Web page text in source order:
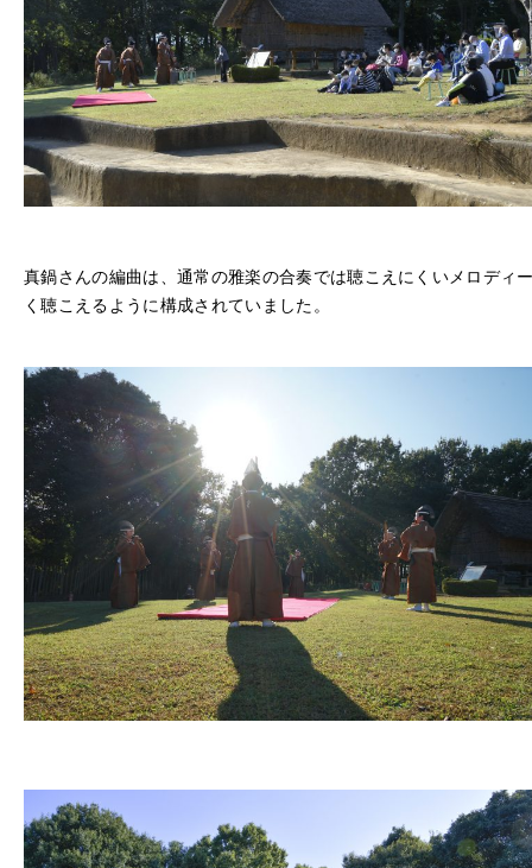
真鍋さんの編曲は、通常の雅楽の合奏では聴こえにくいメロディ
く聴こえるように構成されていました。